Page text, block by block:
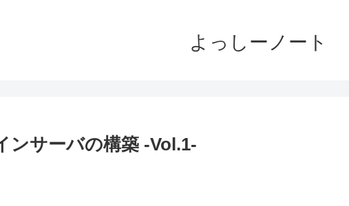
よっしーノート
ンサーバの構築 -Vol.1-